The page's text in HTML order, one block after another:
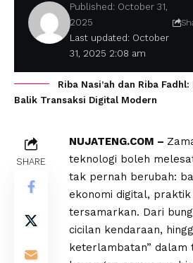
Last updated: October
31, 2025 2:08 am
Published: October 31,
2025
Riba Nasi’ah dan Riba
Balik Transaksi Digital Modern
SHARE
NUJATENG.COM –
teknologi boleh
tak pernah berubah:
ekonomi digital, praktik
tersamarkan. Dari
cicilan kendaraan,
keterlambatan” dalam